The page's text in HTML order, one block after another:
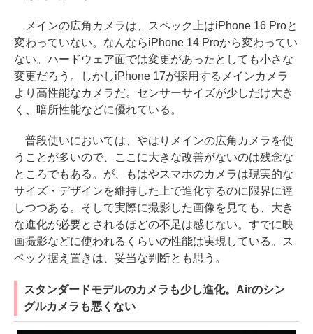
メインの広角カメラは、スペック上はiPhone 16 Proと
変わっていない。なんならiPhone 14 Proから変わってい
ない。ハードウェア面では変更があったとしても小さな
変更だろう。しかしiPhone 17が採用するメインカメラ
より高性能なカメラだ。センサーサイズが少しだけ大き
く、暗所性能などに優れている。
普段使いにおいては、やはりメインの広角カメラを使
うことが多いので、ここに大きな改善がないのは残念な
ところでもある。が、もはやスマホのカメラは現実的な
サイズ・デザインを維持した上で進化するのに限界に達
しつつある。そして実際に撮影した画像を見ても、大き
な進化が必要とされるほどの不足は感じない。すでに映
画撮影などに使われるくらいの性能は実現している。ス
ペック据え置きは、妥当な判断とも思う。
スタンダードモデルのカメラも少し進化。Airのシン
グルカメラも悪くない